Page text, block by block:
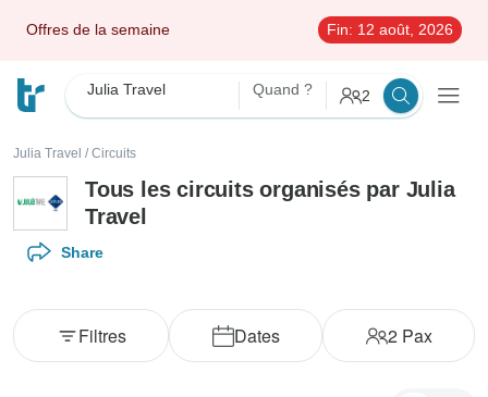
Offres de la semaine Fin: 12 août, 2026
Julia Travel Quand ? 2
Julia Travel / Circuits
Tous les circuits organisés par Julia
Travel
Share
Dates 2Pax
Filtres